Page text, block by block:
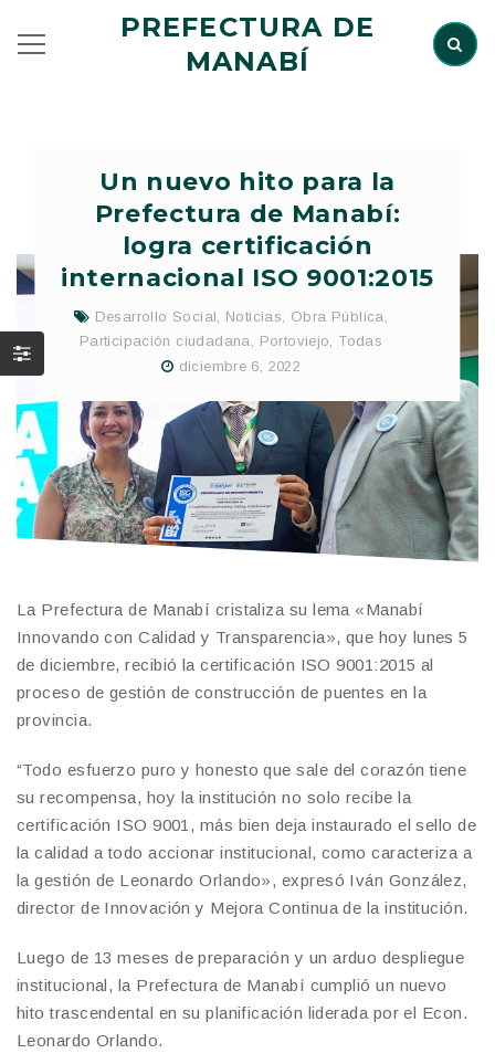
PREFECTURA DE
MANABÍ
Un nuevo hito para la
Prefectura de Manabí:
logra certificación
internacional ISO 9001:2015
Desarrollo Social, Noticias, Obra Pública,
Participación ciudadana, Portoviejo, Todas
diciembre 6, 2022
La Prefectura de Manabí cristaliza su lema «Manabí
Innovando con Calidad y Transparencia», que hoy lunes 5
de diciembre, recibió la certificación ISO 9001:2015 al
proceso de gestión de construcción de puentes en la
provincia.
“Todo esfuerzo puro y honesto que sale del corazón tiene
su recompensa, hoy la institución no solo recibe la
certificación ISO 9001, más bien deja instaurado el sello de
la calidad a todo accionar institucional, como caracteriza a
la gestión de Leonardo Orlando», expresó Iván González,
director de Innovación y Mejora Continua de la institución.
Luego de 13 meses de preparación y un arduo despliegue
institucional, la Prefectura de Manabí cumplió un nuevo
hito trascendental en su planificación liderada por el Econ.
Leonardo Orlando.